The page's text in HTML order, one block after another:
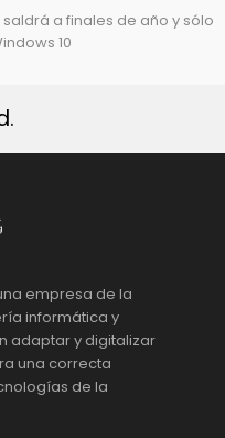
saldrá a finales de año y sólo
10
empresa de la
informática y
adaptar y digitalizar
una correcta
de la